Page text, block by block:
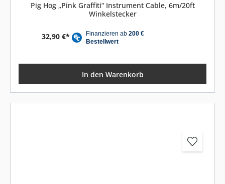
Pig Hog „Pink Graffiti“ Instrument Cable, 6m/20ft
Winkelstecker
32,90 €*
In den Warenkorb